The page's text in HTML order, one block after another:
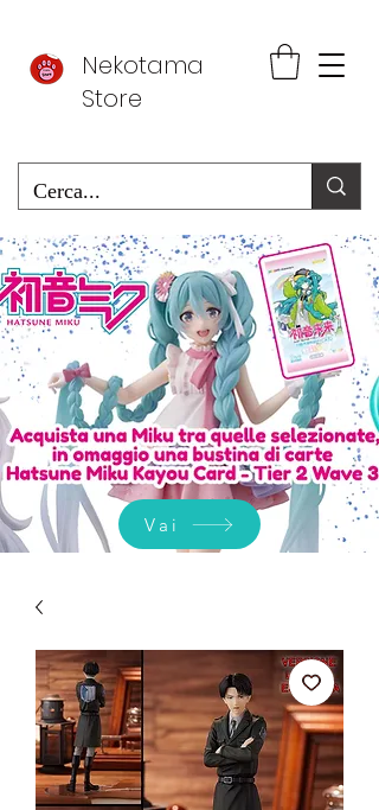
Nekotama
Store
Vai